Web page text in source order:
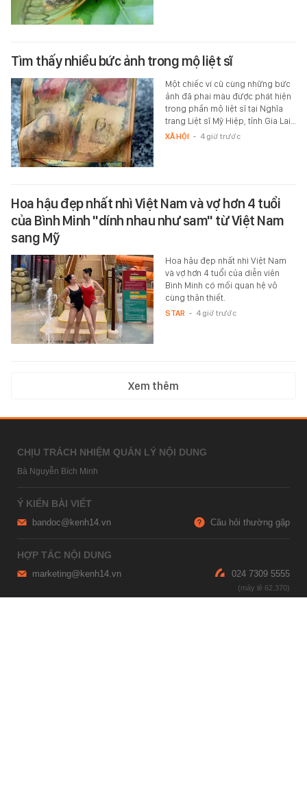
Tìm thấy nhiều bức ảnh trong mộ liệt sĩ
Một chiếc ví cũ cùng những bức
ảnh đã phai màu được phát hiện
trong phần mộ liệt sĩ tại Nghĩa
trang Liệt sĩ Mỹ Hiệp, tỉnh Gia Lai…
XÃ HỘI - 4 giờ trước
Hoa hậu đẹp nhất nhì Việt Nam và vợ hơn 4 tuổi
của Bình Minh "dính nhau như sam" từ Việt Nam
sang Mỹ
Hoa hậu đẹp nhất nhì Việt Nam
và vợ hơn 4 tuổi của diễn viên
Bình Minh có mối quan hệ vô
cùng thân thiết.
STAR - 4 giờ trước
Xem thêm
CHỊU TRÁCH NHIỆM QUẢN LÝ NỘI DUNG
Bà Nguyễn Bích Minh
Ý KIẾN BÀI VIẾT
bandoc@kenh14.vn Câu hỏi thường gặp
HỢP TÁC NỘI DUNG
marketing@kenh14.vn 024 7309 5555